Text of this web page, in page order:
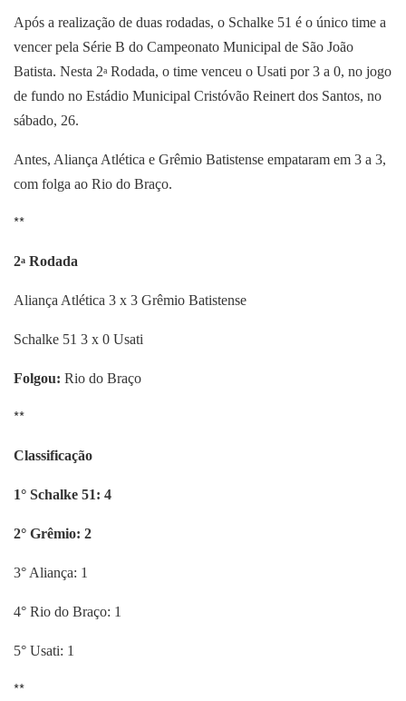
Após a realização de duas rodadas, o Schalke 51 é o único time a
vencer pela Série B do Campeonato Municipal de São João
Batista. Nesta 2a Rodada, o time venceu o Usati por 3 a 0, no jogo
de fundo no Estádio Municipal Cristóvão Reinert dos Santos, no
sábado, 26.
Antes, Aliança Atlética e Grêmio Batistense empataram em 3 a 3,
com folga ao Rio do Braço.
**
2a Rodada
Aliança Atlética 3 x 3 Grêmio Batistense
Schalke 51 3 x 0 Usati
Folgou: Rio do Braço
**
Classificação
1° Schalke 51: 4
2° Grêmio: 2
3° Aliança: 1
4° Rio do Braço: 1
5° Usati: 1
**